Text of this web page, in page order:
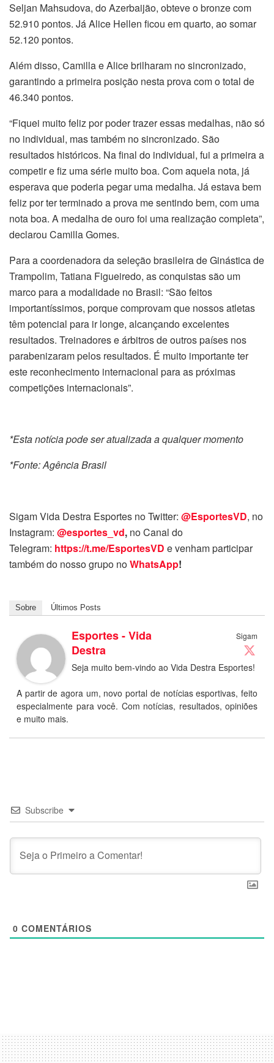
Seljan Mahsudova, do Azerbaijão, obteve o bronze com
52.910 pontos. Já Alice Hellen ficou em quarto, ao somar
52.120 pontos.
Além disso, Camilla e Alice brilharam no sincronizado,
garantindo a primeira posição nesta prova com o total de
46.340 pontos.
“Fiquei muito feliz por poder trazer essas medalhas, não só
no individual, mas também no sincronizado. São
resultados históricos. Na final do individual, fui a primeira a
competir e fiz uma série muito boa. Com aquela nota, já
esperava que poderia pegar uma medalha. Já estava bem
feliz por ter terminado a prova me sentindo bem, com uma
nota boa. A medalha de ouro foi uma realização completa”,
declarou Camilla Gomes.
Para a coordenadora da seleção brasileira de Ginástica de
Trampolim, Tatiana Figueiredo, as conquistas são um
marco para a modalidade no Brasil: “São feitos
importantíssimos, porque comprovam que nossos atletas
têm potencial para ir longe, alcançando excelentes
resultados. Treinadores e árbitros de outros países nos
parabenizaram pelos resultados. É muito importante ter
este reconhecimento internacional para as próximas
competições internacionais”.
*Esta notícia pode ser atualizada a qualquer momento
*Fonte: Agência Brasil
Sigam Vida Destra Esportes no Twitter: @EsportesVD, no
Instagram: @esportes_vd, no Canal do
Telegram: https://t.me/EsportesVD e venham participar
também do nosso grupo noWhatsApp!
Sobre Últimos Posts
Sigam
Esportes - Vida
Destra
Seja muito bem-vindo ao Vida Destra Esportes!
A partir de agora um, novo portal de notícias esportivas, feito
especialmente para você. Com notícias, resultados, opiniões
e muito mais.
Subscribe
0 COMENTÁRIOS